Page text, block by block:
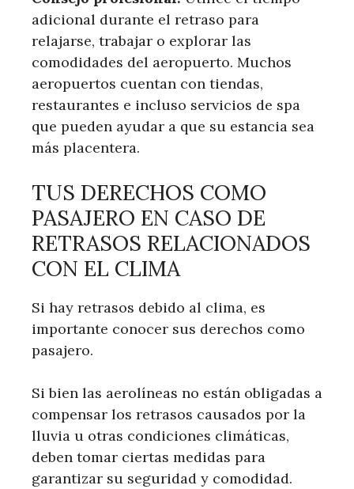
adicional durante el retraso para
relajarse, trabajar o explorar las
comodidades del aeropuerto. Muchos
aeropuertos cuentan con tiendas,
restaurantes e incluso servicios de spa
que pueden ayudar a que su estancia sea
más placentera.
TUS DERECHOS COMO
PASAJERO EN CASO DE
RETRASOS RELACIONADOS
CON EL CLIMA
Si hay retrasos debido al clima, es
importante conocer sus derechos como
pasajero.
Si bien las aerolíneas no están obligadas a
compensar los retrasos causados ​​por la
lluvia u otras condiciones climáticas,
deben tomar ciertas medidas para
garantizar su seguridad y comodidad.